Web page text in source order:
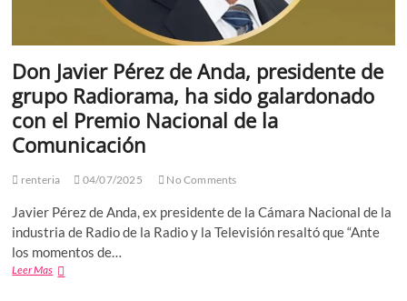
Don Javier Pérez de Anda, presidente de
grupo Radiorama, ha sido galardonado
con el Premio Nacional de la
Comunicación
renteria 04/07/2025 No Comments
Javier Pérez de Anda, ex presidente de la Cámara Nacional de la
industria de Radio de la Radio y la Televisión resaltó que “Ante
los momentos de…
Leer MasDon